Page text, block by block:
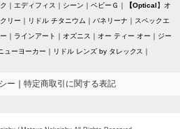
エディフィス シーン ベビーＧ Optical
オ
リー リドル チタニウム バネリーナ
スペックエ
ラインアート オズニス オー ティー オー
ジー
ューヨーカー リドル レンズ by タレックス
ー 特定商取引に関する表記